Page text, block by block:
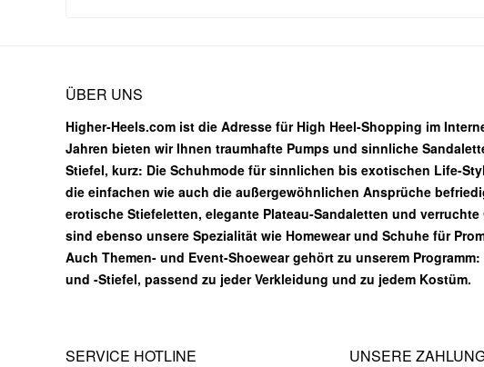
ÜBER UNS
Higher-Heels.com ist die Adresse für High Heel-Shopping im
Jahren bieten wir Ihnen traumhafte Pumps und sinnliche
Stiefel, kurz: Die Schuhmode für sinnlichen bis exotischen Life-
die einfachen wie auch die außergewöhnlichen Ansprüche
erotische Stiefeletten, elegante Plateau-Sandaletten und verruchte
sind ebenso unsere Spezialität wie Homewear und Schuhe für
Auch Themen- und Event-Shoewear gehört zu unserem
und -Stiefel, passend zu jeder Verkleidung und zu jedem Kostüm.
SERVICE HOTLINE UNSERE